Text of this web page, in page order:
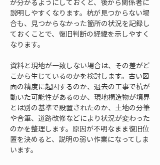
が分かるようにしておくと、後から関係者に
説明しやすくなります。杭が見つからない場
合も、見つからなかった箇所の状況を記録し
ておくことで、復旧判断の経緯を示しやすく
なります。
資料と現地が一致しない場合は、その差がど
こから生じているのかを検討します。古い図
面の精度に起因するのか、過去の工事で杭が
動いた可能性があるのか、現地構造物が境界
とは別の基準で設置されたのか、土地の分筆
や合筆、道路改修などにより状況が変わった
のかを整理します。原因が不明なまま復旧位
置を決めると、説明の弱い作業になってしま
います。